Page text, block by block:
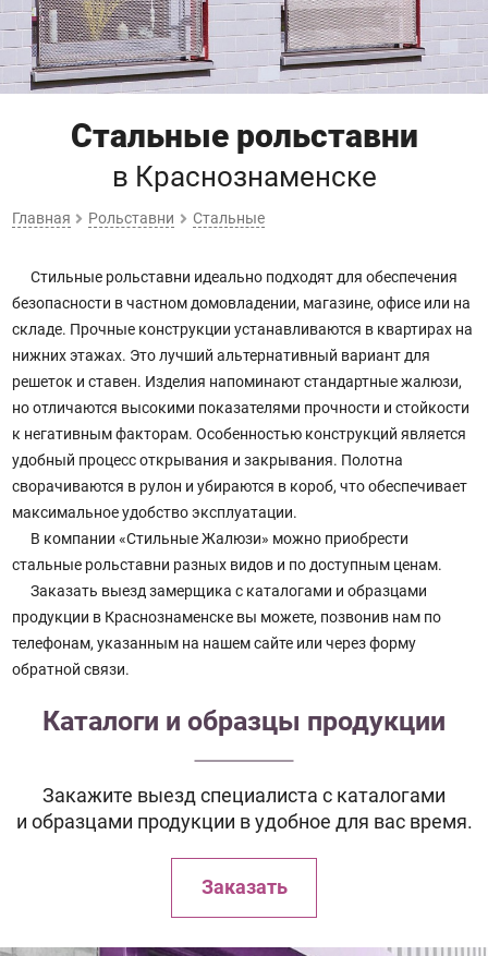
Стальные рольставни
в Краснознаменске
Главная Рольставни Стальные
Стильные рольставни идеально подходят для обеспечения
безопасности в частном домовладении, магазине, офисе или на
складе. Прочные конструкции устанавливаются в квартирах на
нижних этажах. Это лучший альтернативный вариант для
решеток и ставен. Изделия напоминают стандартные жалюзи,
но отличаются высокими показателями прочности и стойкости
к негативным факторам. Особенностью конструкций является
удобный процесс открывания и закрывания. Полотна
сворачиваются в рулон и убираются в короб, что обеспечивает
максимальное удобство эксплуатации.
В компании «Стильные Жалюзи» можно приобрести
стальные рольставни разных видов и по доступным ценам.
Заказать выезд замерщика с каталогами и образцами
продукции в Краснознаменске вы можете, позвонив нам по
телефонам, указанным на нашем сайте или через форму
обратной связи.
Каталоги и образцы продукции
Закажите выезд специалиста с каталогами
и образцами продукции в удобное для вас время.
Заказать